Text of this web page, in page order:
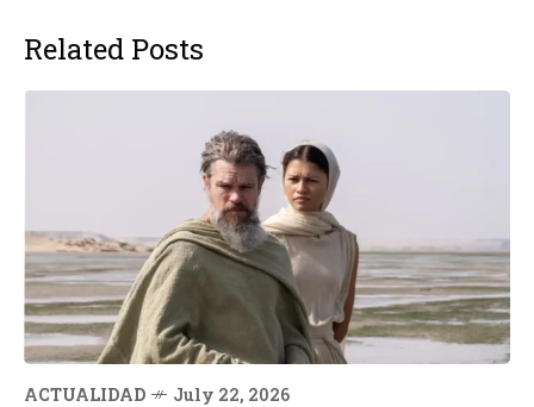
Related Posts
ACTUALIDAD July 22, 2026